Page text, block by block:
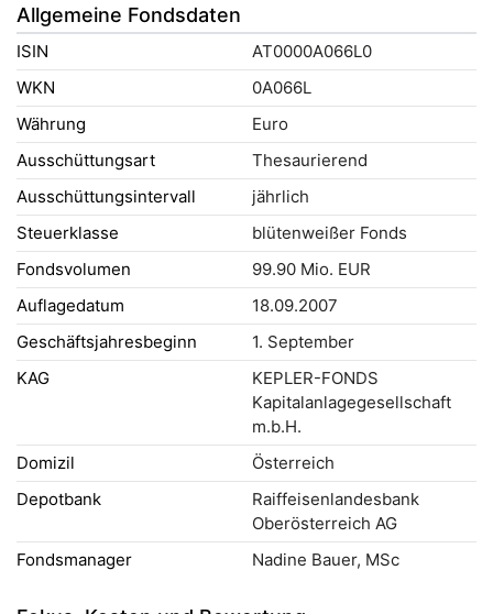
Allgemeine Fondsdaten
ISIN
AT0000A066L0
WKN
0A066L
Währung
Euro
Ausschüttungsart
Thesaurierend
Ausschüttungsintervall
jährlich
Steuerklasse
blütenweißer Fonds
Fondsvolumen
99.90 Mio. EUR
Auflagedatum
18.09.2007
Geschäftsjahresbeginn
1. September
KAG
KEPLER-FONDS
Kapitalanlagegesellschaft
m.b.H.
Domizil
Österreich
Depotbank
Raiffeisenlandesbank
Oberösterreich AG
Fondsmanager
Nadine Bauer, MSc